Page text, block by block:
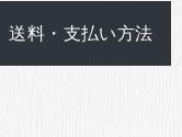
送料・支払い方法